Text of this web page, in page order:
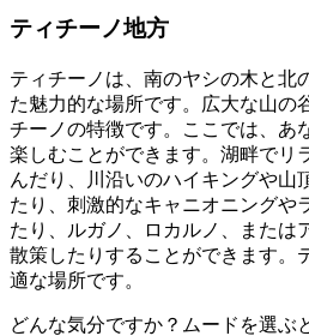
ティチーノ地方
ティチーノは、南のヤシの木と北
た魅力的な場所です。広大な山の
チーノの特徴です。ここでは、あ
楽しむことができます。湖畔でリ
んだり、川沿いのハイキングや山
たり、刺激的なキャニオニングや
たり、ルガノ、ロカルノ、または
散策したりすることができます。
適な場所です。
どんな気分ですか？ムードを選ぶ